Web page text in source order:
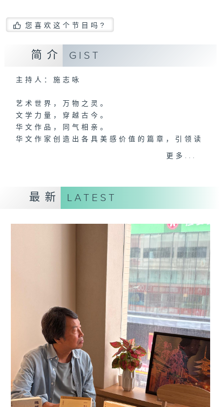
您喜欢这个节目吗?
简介 GIST
主持人：施志咏
艺术世界，万物之灵。
文学力量，穿越古今。
华文作品，同气相亲。
华文作家创造出各具美感价值的篇章，引领读
晚8:30，香港电台第一台
带你聆听作品背后的声音。
更多...
最新 LATEST